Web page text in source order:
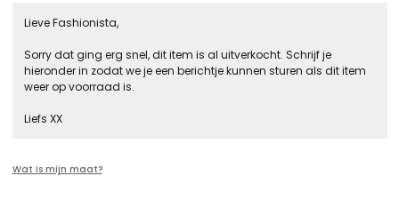
Lieve Fashionista,
Sorry dat ging erg snel, dit item is al uitverkocht. Schrijf je
hieronder in zodat we je een berichtje kunnen sturen als dit item
weer op voorraad is.
Liefs XX
Wat is mijn maat?